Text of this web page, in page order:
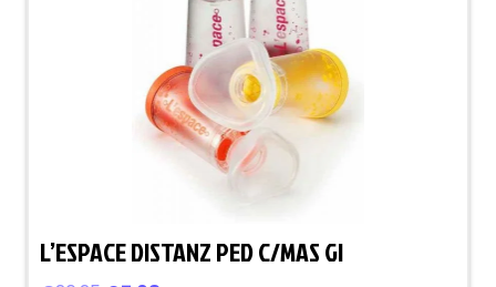
L’ESPACE DISTANZ PED C/MAS GI